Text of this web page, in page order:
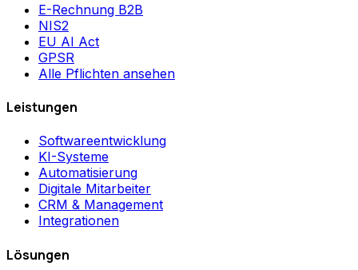
E-Rechnung B2B
NIS2
EU AI Act
GPSR
Alle Pflichten ansehen
Leistungen
Softwareentwicklung
KI-Systeme
Automatisierung
Digitale Mitarbeiter
CRM & Management
Integrationen
Lösungen